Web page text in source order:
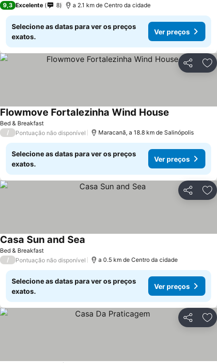
9,3 Excelente 8 a 2.1 km de Centro da cidade
Selecione as datas para ver os preços
exatos.
Ver preços
Partilhar
Bed & Breakfast
Flowmove Fortalezinha Wind House
/ Pontuação não disponível Maracanã, a 18.8 km de Salinópolis
Selecione as datas para ver os preços
exatos.
Ver preços
Partilhar
Bed & Breakfast
Casa Sun and Sea
/ Pontuação não disponível a 0.5 km de Centro da cidade
Selecione as datas para ver os preços
exatos.
Ver preços
Partilhar